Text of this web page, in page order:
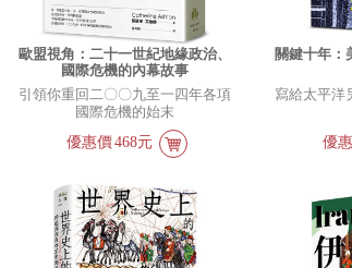
歐盟視角：二十一世紀地緣政治、
國際危機的內幕故事
引領你重回二〇〇九至一四年各項
國際危機的始末
優惠價468元
關鍵十年：
寫給太平
優